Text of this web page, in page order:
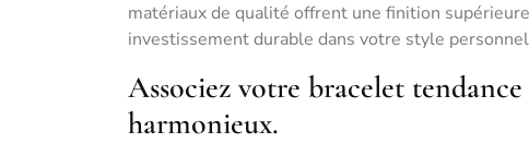
matériaux de qualité offrent une finition
investissement durable dans votre style
Associez votre bracelet
harmonieux.